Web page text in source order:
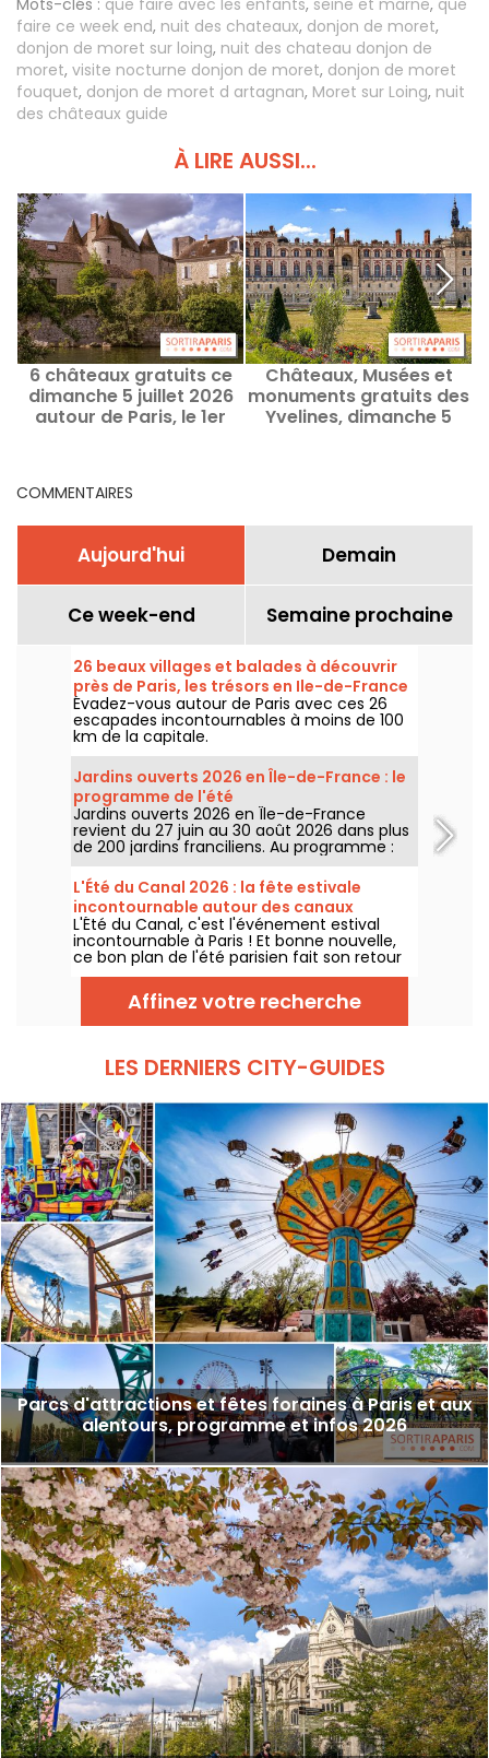
Mots-clés : que faire avec les enfants, seine et marne, que
faire ce week end, nuit des chateaux, donjon de moret,
donjon de moret sur loing, nuit des chateau donjon de
moret, visite nocturne donjon de moret, donjon de moret
fouquet, donjon de moret d artagnan, Moret sur Loing, nuit
des châteaux guide
À LIRE AUSSI...
6 châteaux gratuits ce
dimanche 5 juillet 2026
autour de Paris, le 1er
Châteaux, Musées et
monuments gratuits des
Yvelines, dimanche 5
COMMENTAIRES
Aujourd'hui Demain
Ce week-end Semaine prochaine
26 beaux villages et balades à découvrir
près de Paris, les trésors en Ile-de-France
Évadez-vous autour de Paris avec ces 26
escapades incontournables à moins de 100
km de la capitale.
Jardins ouverts 2026 en Île-de-France : le
programme de l'été
Jardins ouverts 2026 en Île-de-France
revient du 27 juin au 30 août 2026 dans plus
de 200 jardins franciliens. Au programme :
concerts, spectacles, visites, ateliers et
installations artistiques.
L'Été du Canal 2026 : la fête estivale
incontournable autour des canaux
parisiens, dates & programme
L'Été du Canal, c'est l'événement estival
incontournable à Paris ! Et bonne nouvelle,
ce bon plan de l'été parisien fait son retour
du 27 juin au 9 août 2026. Au programme de
cette édition : ateliers gratuits, street art,
cinéma en plein air et balades le long des
canaux.
Affinez votre recherche
LES DERNIERS CITY-GUIDES
Parcs d'attractions et fêtes foraines à Paris et aux
alentours, programme et infos 2026